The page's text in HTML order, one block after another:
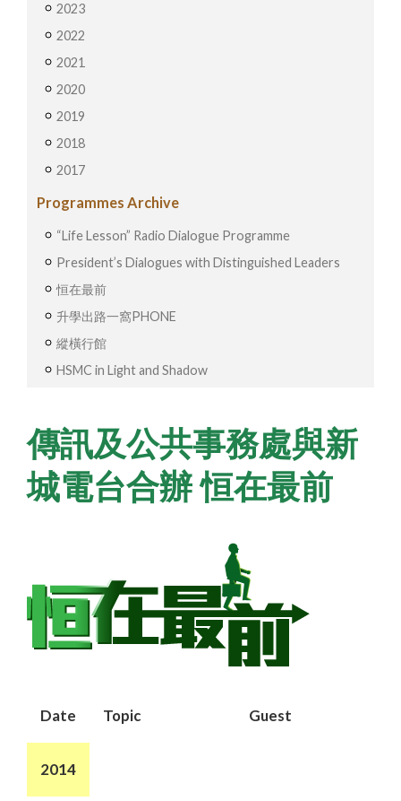
2023
2022
2021
2020
2019
2018
2017
Programmes Archive
“Life Lesson” Radio Dialogue Programme
President’s Dialogues with Distinguished Leaders
恒在最前
升學出路一窩PHONE
縱橫行館
HSMC in Light and Shadow
傳訊及公共事務處與新
城電台合辦 恒在最前
Date Topic Guest
2014